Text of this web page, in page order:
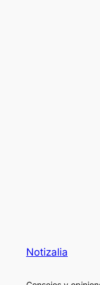
Notizalia